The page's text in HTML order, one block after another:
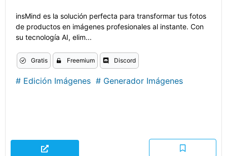
insMind es la solución perfecta para transformar tus fotos
de productos en imágenes profesionales al instante. Con
su tecnología AI, elim...
Gratis Freemium Discord
# Edición Imágenes # Generador Imágenes